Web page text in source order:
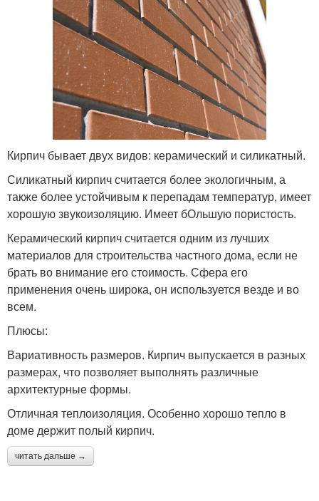
Кирпич бывает двух видов: керамический и силикатный.
Силикатный кирпич считается более экологичным, а
также более устойчивым к перепадам температур, имеет
хорошую звукоизоляцию. Имеет бОльшую пористость.
Керамический кирпич считается одним из лучших
материалов для строительства частного дома, если не
брать во внимание его стоимость. Сфера его
применения очень широка, он используется везде и во
всем.
Плюсы:
Вариативность размеров. Кирпич выпускается в разных
размерах, что позволяет выполнять различные
архитектурные формы.
Отличная теплоизоляция. Особенно хорошо тепло в
доме держит полый кирпич.
читать дальше →